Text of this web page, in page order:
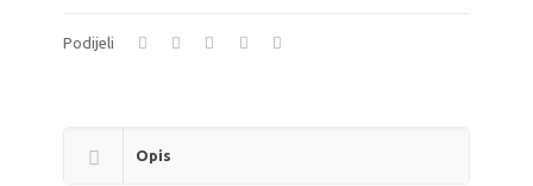
Podijeli
Opis